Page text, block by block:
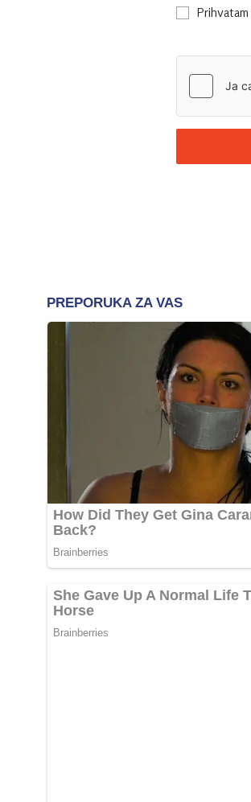
Prihvatam